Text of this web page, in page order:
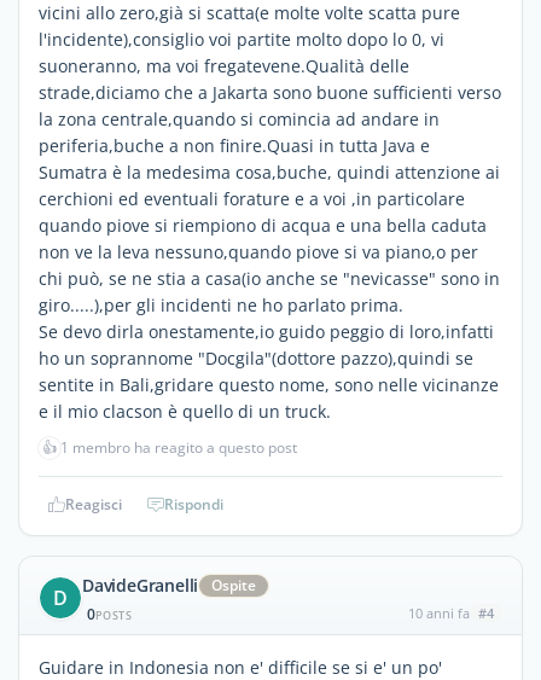
vicini allo zero,già si scatta(e molte volte scatta pure
l'incidente),consiglio voi partite molto dopo lo 0, vi
suoneranno, ma voi fregatevene.Qualità delle
strade,diciamo che a Jakarta sono buone sufficienti verso
la zona centrale,quando si comincia ad andare in
periferia,buche a non finire.Quasi in tutta Java e
Sumatra è la medesima cosa,buche, quindi attenzione ai
cerchioni ed eventuali forature e a voi ,in particolare
quando piove si riempiono di acqua e una bella caduta
non ve la leva nessuno,quando piove si va piano,o per
chi può, se ne stia a casa(io anche se "nevicasse" sono in
giro.....),per gli incidenti ne ho parlato prima.
Se devo dirla onestamente,io guido peggio di loro,infatti
ho un soprannome "Docgila"(dottore pazzo),quindi se
sentite in Bali,gridare questo nome, sono nelle vicinanze
e il mio clacson è quello di un truck.
👍 1 membro ha reagito a questo post
Reagisci Rispondi
D DavideGranelli
Ospite
0POSTS 10 anni fa #4
Guidare in Indonesia non e' difficile se si e' un po'